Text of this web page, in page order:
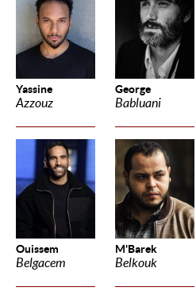
Yassine
Azzouz
George
Babluani
Ouissem
Belgacem
M'Barek
Belkouk